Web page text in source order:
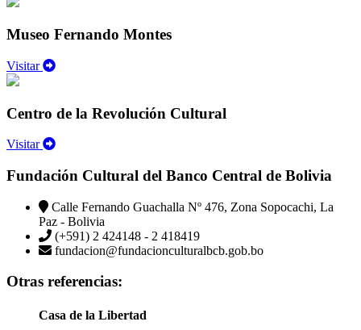
Museo Fernando Montes
Visitar
Centro de la Revolución Cultural
Visitar
Fundación Cultural del Banco Central de Bolivia
Calle Fernando Guachalla Nº 476, Zona Sopocachi, La
Paz - Bolivia
(+591) 2 424148 - 2 418419
fundacion@fundacionculturalbcb.gob.bo
Otras referencias:
Casa de la Libertad